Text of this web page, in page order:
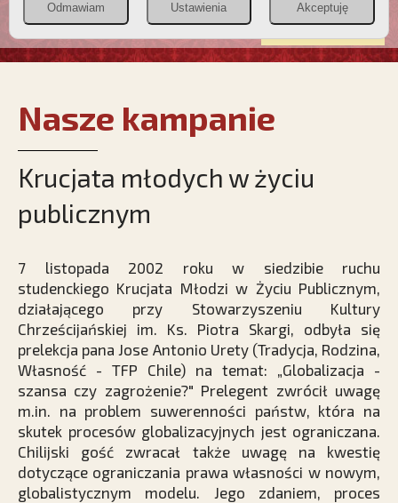
POZNAJ APOSTOLAT FATIMY WESPRZYJ
NAS
Nasze kampanie
Krucjata młodych w życiu
publicznym
7 listopada 2002 roku w siedzibie ruchu
studenckiego Krucjata Młodzi w Życiu Publicznym,
działającego przy Stowarzyszeniu Kultury
Chrześcijańskiej im. Ks. Piotra Skargi, odbyła się
prelekcja pana Jose Antonio Urety (Tradycja, Rodzina,
Własność - TFP Chile) na temat: „Globalizacja -
szansa czy zagrożenie?" Prelegent zwrócił uwagę
m.in. na problem suwerenności państw, która na
skutek procesów globalizacyjnych jest ograniczana.
Chilijski gość zwracał także uwagę na kwestię
dotyczące ograniczania prawa własności w nowym,
globalistycznym modelu. Jego zdaniem, proces
Odmawiam Ustawienia Akceptuję